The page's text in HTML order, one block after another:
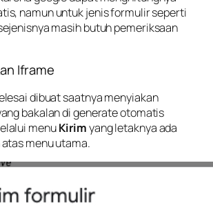
namun untuk jenis formulir seperti
masih butuh pemeriksaan
Iframe
dibuat saatnya menyiakan
bakalan di generate otomatis
menuKirimyang letaknya ada
menu utama.